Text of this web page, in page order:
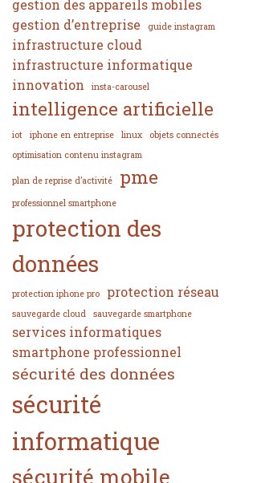
gestion des appareils mobiles
gestion d’entreprise
guide instagram
infrastructure cloud
infrastructure informatique
innovation
insta-carousel
intelligence artificielle
iot iphone en entreprise linux
objets connectés
optimisation contenu instagram
plan de reprise d’activité pme
professionnel smartphone
protection des
données
protection iphone pro protection réseau
sauvegarde cloud sauvegarde smartphone
services informatiques
smartphone professionnel
sécurité des données
sécurité
informatique
sécurité mobile